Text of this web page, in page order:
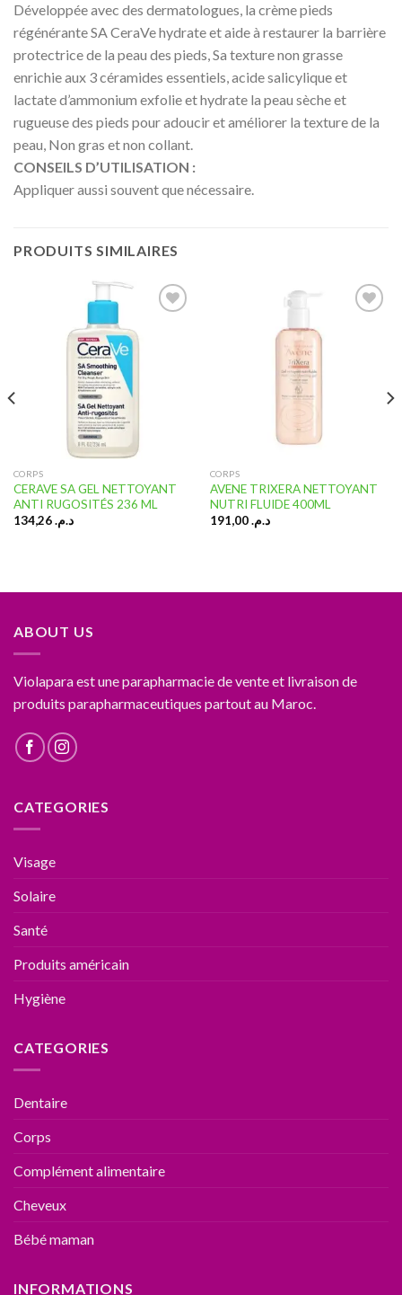
Développée avec des dermatologues, la crème pieds
régénérante SA CeraVe hydrate et aide à restaurer la barrière
protectrice de la peau des pieds, Sa texture non grasse
enrichie aux 3 céramides essentiels, acide salicylique et
lactate d’ammonium exfolie et hydrate la peau sèche et
rugueuse des pieds pour adoucir et améliorer la texture de la
peau, Non gras et non collant.
CONSEILS D’UTILISATION :
Appliquer aussi souvent que nécessaire.
PRODUITS SIMILAIRES
CORPS
CERAVE SA GEL NETTOYANT
ANTI RUGOSITÉS 236 ML
د.م.134,26
CORPS
AVENE TRIXERA NETTOYANT
NUTRI FLUIDE 400ML
د.م.191,00
ABOUT US
Violapara est une parapharmacie de vente et livraison de
produits parapharmaceutiques partout au Maroc.
CATEGORIES
Visage
Solaire
Santé
Produits américain
Hygiène
CATEGORIES
Dentaire
Corps
Complément alimentaire
Cheveux
Bébé maman
INFORMATIONS